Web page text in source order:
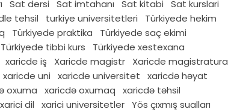
Sat dersi Sat imtahanı Sat kitabi
Sat kurslari
tehsil turkiye universitetleri
Türkiyede hekim
Türkiyede praktika
Türkiyede saç ekimi
Türkiyede tibbi kurs
Türkiyede xestexana
xaricde iş Xaricde magistr
Xaricde magistratura
xaricde uni xaricde universitet
xaricdə həyat
oxuma xaricdə oxumaq
xaricdə təhsil
xarici dil xarici universitetler Yös çıxmış sualları